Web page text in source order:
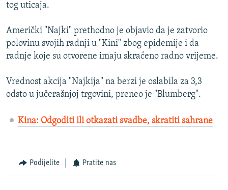
tog uticaja.
Američki "Najki" prethodno je objavio da je zatvorio
polovinu svojih radnji u "Kini" zbog epidemije i da
radnje koje su otvorene imaju skraćeno radno vrijeme.
Vrednost akcija "Najkija" na berzi je oslabila za 3,3
odsto u jučerašnjoj trgovini, preneo je "Blumberg".
Kina: Odgoditi ili otkazati svadbe, skratiti sahrane
Podijelite Pratite nas